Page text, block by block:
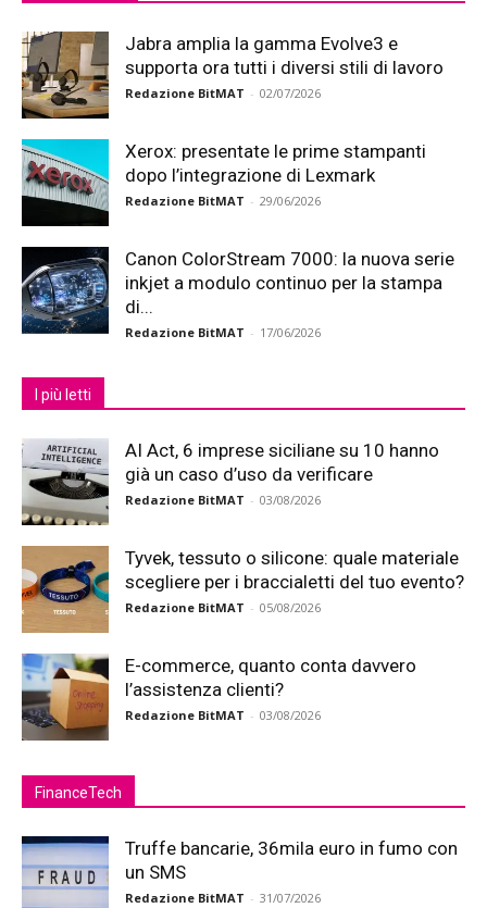
Jabra amplia la gamma Evolve3 e
supporta ora tutti i diversi stili di lavoro
Redazione BitMAT - 02/07/2026
Xerox: presentate le prime stampanti
dopo l’integrazione di Lexmark
Redazione BitMAT - 29/06/2026
Canon ColorStream 7000: la nuova serie
inkjet a modulo continuo per la stampa
di...
Redazione BitMAT - 17/06/2026
I più letti
AI Act, 6 imprese siciliane su 10 hanno
già un caso d’uso da verificare
Redazione BitMAT - 03/08/2026
Tyvek, tessuto o silicone: quale materiale
scegliere per i braccialetti del tuo evento?
Redazione BitMAT - 05/08/2026
E-commerce, quanto conta davvero
l’assistenza clienti?
Redazione BitMAT - 03/08/2026
FinanceTech
Truffe bancarie, 36mila euro in fumo con
un SMS
Redazione BitMAT - 31/07/2026